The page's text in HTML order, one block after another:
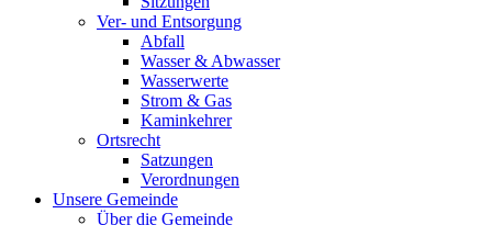
Ver- und Entsorgung
Abfall
Wasser & Abwasser
Wasserwerte
Strom & Gas
Kaminkehrer
Ortsrecht
Satzungen
Verordnungen
Unsere Gemeinde
Über die Gemeinde